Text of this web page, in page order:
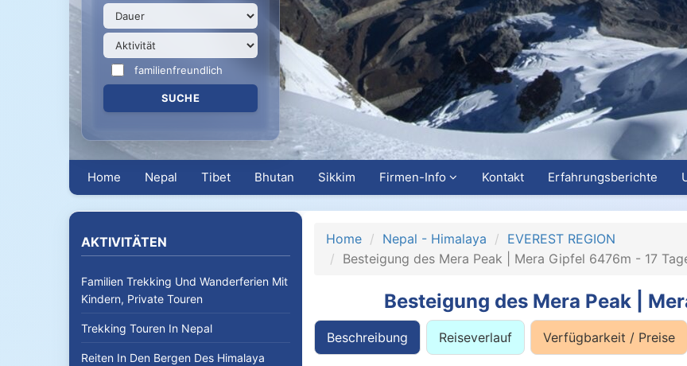
familienfreundlich
Home Nepal Tibet Bhutan Sikkim Firmen-Info Kontakt Erfahrungsberichte
AKTIVITÄTEN
Familien Trekking Und Wanderferien Mit
Kindern, Private Touren
Trekking Touren In Nepal
Reiten In Den Bergen Des Himalaya
Home Nepal - Himalaya
EVEREST REGION
Besteigung des Mera Peak | Mera Gipfel 6476m - 17
Besteigung des Mera Peak |
Beschreibung Reiseverlauf Verfügbarkeit / Preise